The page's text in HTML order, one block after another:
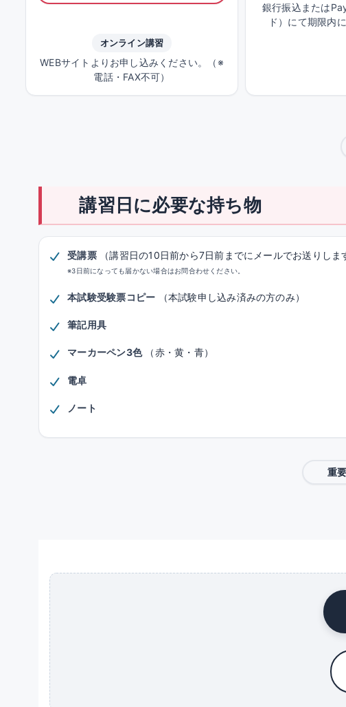
オンライン講習
WEBサイトよりお申し込みください。（※
電話・FAX不可）
銀行振込または
ド）にて期限内
講習日に必要な持ち物
受講票 （講習日の10日前から7日前までにメールでお送りしま
※3日前になっても届かない場合はお問合わせください。
本試験受験票コピー （本試験申し込み済みの方のみ）
筆記用具
マーカーペン3色 （赤・黄・青）
電卓
ノート
重